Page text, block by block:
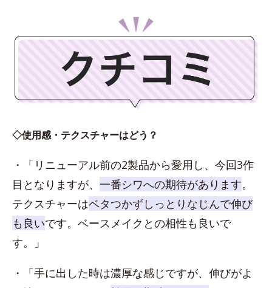
◇使用感・テクスチャーはどう？
・「リニューアル前の2製品から愛用し、今回3作
目となりますが、 一番シワへの期待があります。
テクスチャーはベタつかずしっとりなじんで伸び
も良いです。ベースメイクとの相性も良いで
す。」
・「手に出した時は濃厚な感じですが、伸びがよ